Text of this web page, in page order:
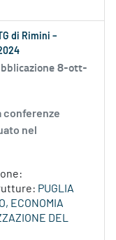
di Rimini –
8-ott-
conferenze
nel
PUGLIA
ECONOMIA
DEL